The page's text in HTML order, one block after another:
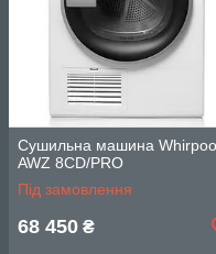
Сушильна машина
AWZ 8CD/PRO
Під замовлення
68 450 ₴